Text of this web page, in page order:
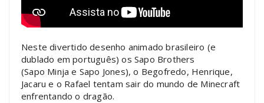
Neste divertido desenho animado brasileiro (e
dublado em português) os Sapo Brothers
(Sapo Minja e Sapo Jones), o Begofredo, Henrique,
Jacaru e o Rafael tentam sair do mundo de Minecraft
enfrentando o dragão.